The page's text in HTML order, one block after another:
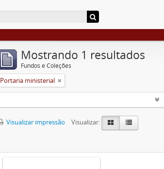
Mostrando 1 resultados
Fundos e Coleções
Portaria ministerial
Visualizar impressão
Visualizar: